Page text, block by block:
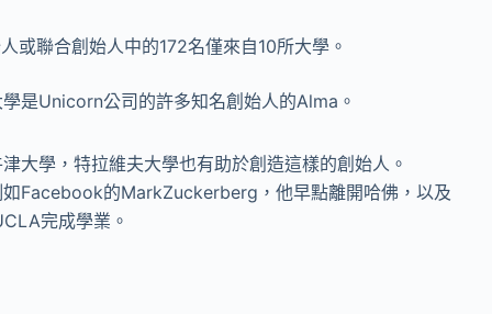
或聯合創始人中的172名僅來自10所大學。
是Unicorn公司的許多知名創始人的Alma。
大學，特拉維夫大學也有助於創造這樣的創始人。
Facebook的MarkZuckerberg，他早點離開哈佛，以及
完成學業。